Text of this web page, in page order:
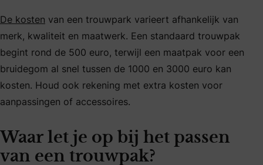
De kosten van een trouwpark varieert afhankelijk van
merk, kwaliteit en maatwerk. Een standaard trouwpak
begint rond de 500 euro, terwijl een maatpak voor een
bruidegom al snel tussen de 1000 en 3000 euro kan
kosten. Houd ook rekening met extra kosten voor
aanpassingen of accessoires.
Waar let je op bij het passen
van een trouwpak?